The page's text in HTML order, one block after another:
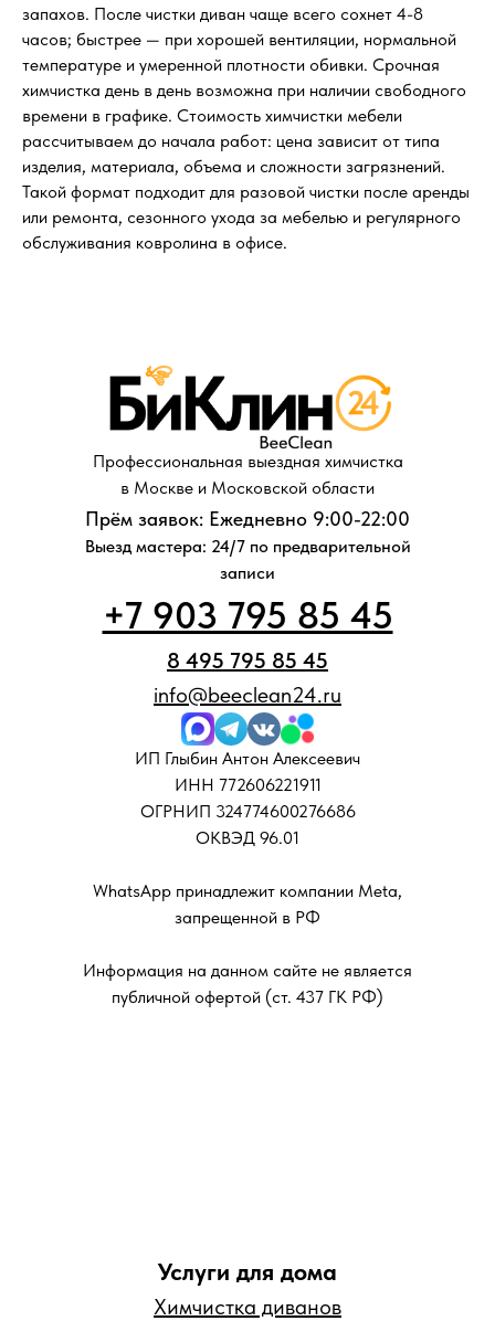
запахов. После чистки диван чаще всего сохнет 4-8
часов; быстрее — при хорошей вентиляции, нормальной
температуре и умеренной плотности обивки. Срочная
химчистка день в день возможна при наличии свободного
времени в графике. Стоимость химчистки мебели
рассчитываем до начала работ: цена зависит от типа
изделия, материала, объема и сложности загрязнений.
Такой формат подходит для разовой чистки после аренды
или ремонта, сезонного ухода за мебелью и регулярного
обслуживания ковролина в офисе.
Услуги для дома
Химчистка диванов
Профессиональная выездная химчистка
в Москве и Московской области
Прём заявок: Ежедневно 9:00-22:00
Выезд мастера: 24/7 по предварительной
записи
+7 903 795 85 45
8 495 795 85 45
info@beeclean24.ru
ИП Глыбин Антон Алексеевич
ИНН 772606221911
ОГРНИП 324774600276686
ОКВЭД 96.01
WhatsApp принадлежит компании Meta,
запрещенной в РФ
Информация на данном сайте не является
публичной офертой (ст. 437 ГК РФ)